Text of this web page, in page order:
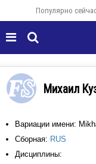
Популярно
 
Михаил
Вариации имени:
Сборная: RUS
Дисциплины: